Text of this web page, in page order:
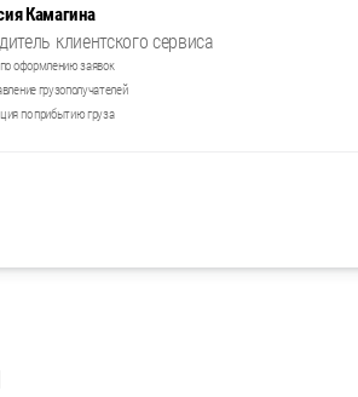
Камагина
клиентского сервиса
оформлению заявок
грузополучателей
по прибытию груза